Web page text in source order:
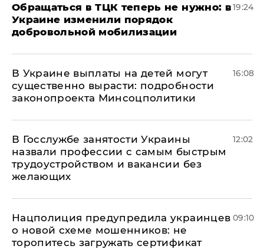
Обращаться в ТЦК теперь не нужно: в
Украине изменили порядок
добровольной мобилизации
19:24
В Украине выплаты на детей могут
существенно вырасти: подробности
законопроекта Минсоцполитики
16:08
В Госслужбе занятости Украины
назвали профессии с самым быстрым
трудоустройством и вакансии без
желающих
12:02
Нацполиция предупредила украинцев
о новой схеме мошенников: не
торопитесь загружать сертификат
09:10